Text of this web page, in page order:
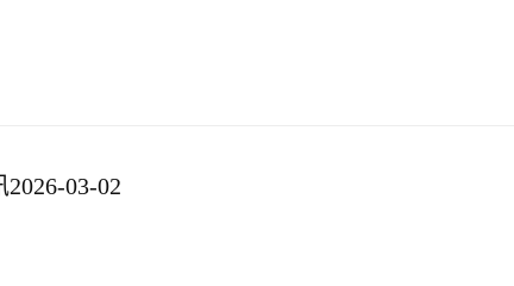
03-02